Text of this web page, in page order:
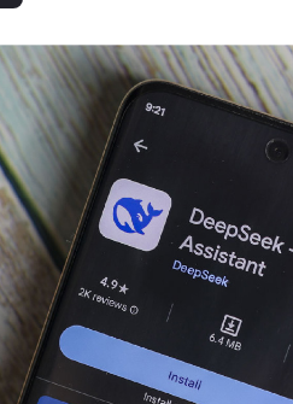
Торговые идеи
Страхование